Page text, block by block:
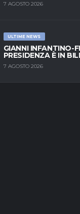
7 AGOSTO 2026
ULTIME NEWS
GIANNI INFANTINO-
PRESIDENZA È IN
7 AGOSTO 2026